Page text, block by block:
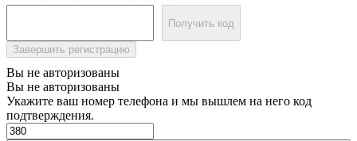
Получить код
Завершить регистрацию
Вы не авторизованы
Вы не авторизованы
Укажите ваш номер телефона и мы вышлем на него код
подтверждения.